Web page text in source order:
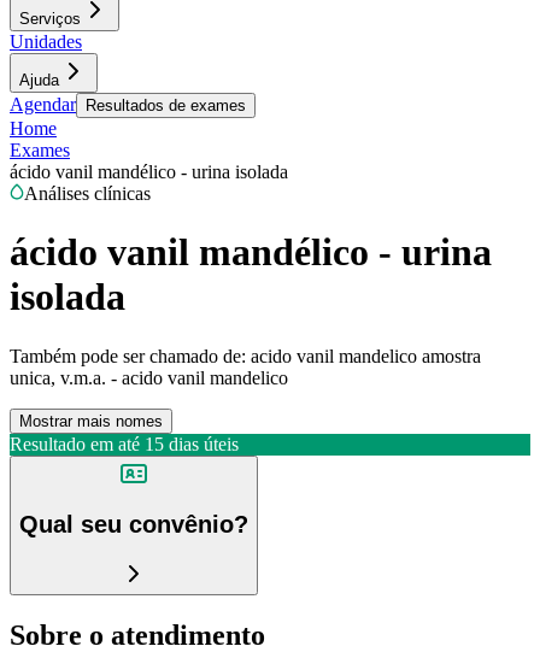
Serviços
Unidades
Ajuda
Agendar Resultados de exames
Home
Exames
ácido vanil mandélico - urina isolada
Análises clínicas
ácido vanil mandélico - urina
isolada
Também pode ser chamado de: acido vanil mandelico amostra
unica, v.m.a. - acido vanil mandelico
Mostrar mais nomes
Resultado em até 15 dias úteis
Qual seu convênio?
Sobre o atendimento